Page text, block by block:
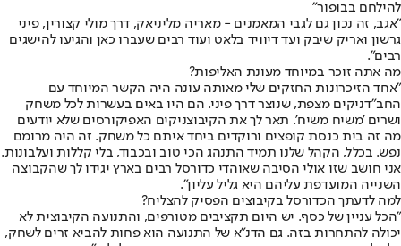
להילחם בבופור"
"אגב, זה נכון גם לגבי המאמנים - מאריה מליניאק, דרך מולי קצורין, פיני
גרשון ואריק שיבק ועד דיוויד בלאט ועוד רבים שעברו כאן והגיעו להישגים
רבים".
מה אתה זוכר במיוחד מעונת האליפות?
"אחד הזיכרונות החזקים שלי מאותה עונה היה הקשר המיוחד עם
החב"דניקים מצפת, שנוצר דרך פיני. הם היו באים בעשרות לכל משחק
ושרים 'משיח משיח'. תאר לך את הקיבוצניקים האפיקורסים שלא יודעים
מה זה בית כנסת קופצים ורוקדים ביחד איתם כל משחק. זה היה מרומם
נפש. בכלל, הקהל שלנו תמיד התנהג הכי טוב ובכבוד, בלי קללות ועלבונות.
אני חושב שזו אולי הסיבה שאוהדי כדורסל רבים בארץ יגידו לך שהקבוצה
השנייה המועדפת עליהם היא גליל עליון".
למה לדעתך הכדורסל בקיבוצים הפסיק להצליח?
"הכל עניין של כסף. יש היום תקציבים מטורפים, והתנועה הקיבוצית לא
יכולה להתחרות בזה. גם הדנ"א של התנועה הוא פחות להביא זרים לשחק,